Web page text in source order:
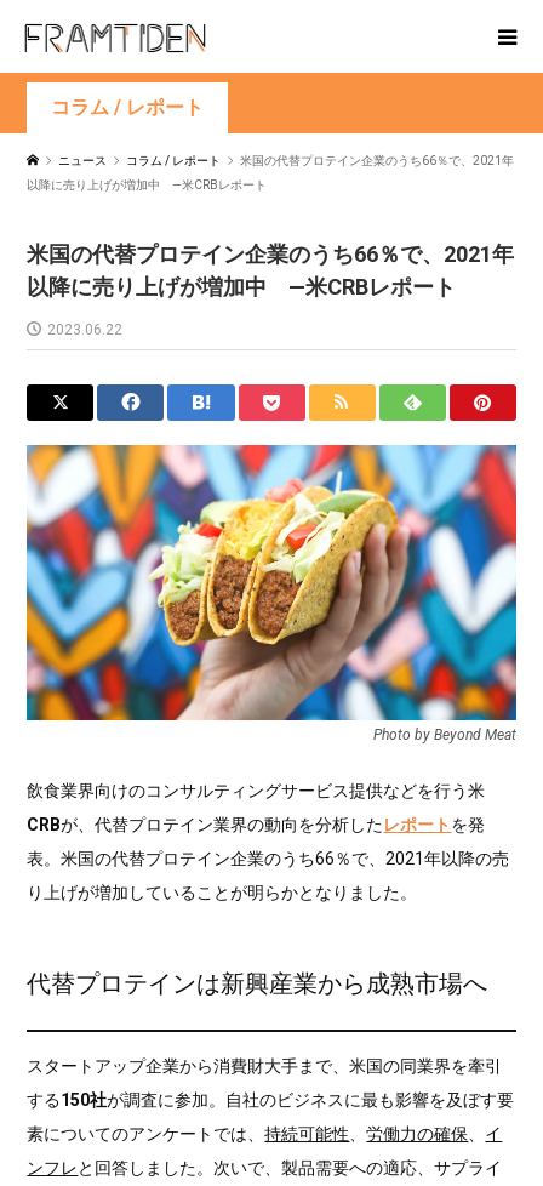
コラム / レポート
ニュース コラム / レポート
米国の代替プロテイン企業のうち66％で、2021年
以降に売り上げが増加中 —米CRBレポート
米国の代替プロテイン企業のうち66％で、2021年
以降に売り上げが増加中 —米CRBレポート
2023.06.22
Photo by Beyond Meat
飲食業界向けのコンサルティングサービス提供などを行う米
CRBが、代替プロテイン業界の動向を分析したレポート を発
表。米国の代替プロテイン企業のうち66％で、2021年以降の売
り上げが増加していることが明らかとなりました。
代替プロテインは新興産業から成熟市場へ
スタートアップ企業から消費財大手まで、米国の同業界を牽引
する150社が調査に参加。自社のビジネスに最も影響を及ぼす要
素についてのアンケートでは、持続可能性 、労働力の確保
イ
ンフレと回答しました。次いで、製品需要への適応、サプライ